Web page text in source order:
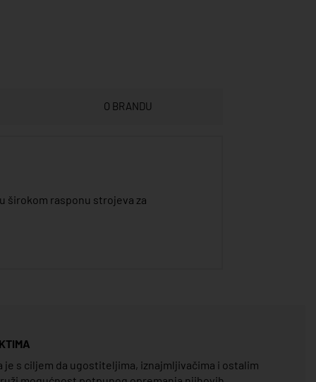
O BRANDU
širokom rasponu strojeva za
je s ciljem da ugostiteljima, iznajmljivačima i ostalim